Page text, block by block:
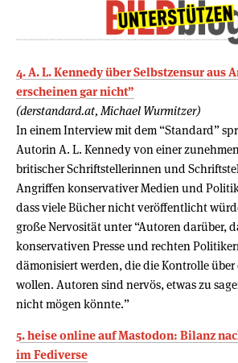
4. A. L. Kennedy über Selbstzensur aus
erscheinen gar nicht”
(derstandard.at, Michael Wurmitzer)
In einem Interview mit dem “Standard”
Autorin A. L. Kennedy von einer
britischer Schriftstellerinnen und
Angriffen konservativer Medien und
dass viele Bücher nicht veröffentlicht
große Nervosität unter “Autoren darüber,
konservativen Presse und rechten
dämonisiert werden, die die Kontrolle
wollen. Autoren sind nervös, etwas zu
nicht mögen könnte.”
5. heise online auf Mastodon: Bilanz
im Fediverse